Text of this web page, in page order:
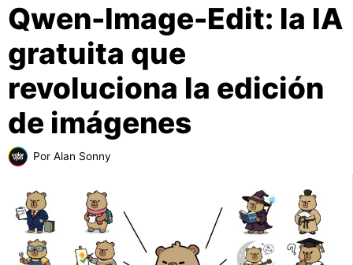
Qwen-Image-Edit: la IA
gratuita que
revoluciona la edición
de imágenes
Por Alan Sonny